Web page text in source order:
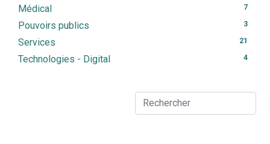
7
Médical
3
Pouvoirs publics
21
Services
4
Technologies - Digital